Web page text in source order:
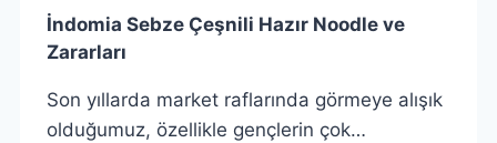
İndomia Sebze Çeşnili Hazır Noodle ve
Zararları
Son yıllarda market raflarında görmeye alışık
olduğumuz, özellikle gençlerin çok…